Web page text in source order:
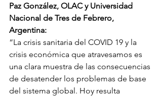
Paz González, OLAC y Universidad
Nacional de Tres de Febrero,
Argentina:
“La crisis sanitaria del COVID 19 y la
crisis económica que atravesamos es
una clara muestra de las consecuencias
de desatender los problemas de base
del sistema global. Hoy resulta